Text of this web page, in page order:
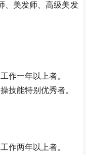
美发师 、高级美发
作一年以上者。
技能特别优秀者。
作两年以上者。